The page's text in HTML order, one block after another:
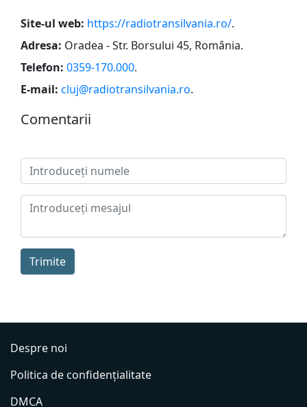
Site-ul web: https://radiotransilvania.ro/.
Adresa: Oradea - Str. Borsului 45, România.
Telefon: 0359-170.000.
E-mail: cluj@radiotransilvania.ro.
Сomentarii
Trimite
Despre noi
Politica de confidențialitate
DMCA